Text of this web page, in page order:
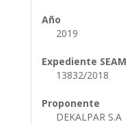
Año
2019
Expediente SEAM
13832/2018
Proponente
DEKALPAR S.A